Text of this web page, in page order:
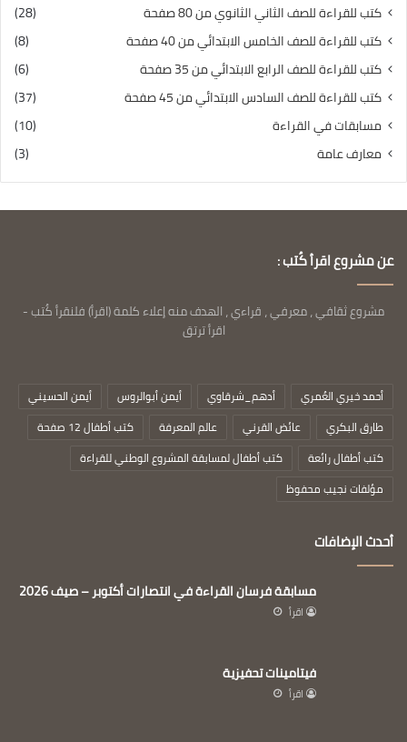
كتب للقراءة للصف الثاني الثانوي من 80 صفحة
(28)
كتب للقراءة للصف الخامس الابتدائي من 40 صفحة
(8)
كتب للقراءة للصف الرابع الابتدائي من 35 صفحة
(6)
كتب للقراءة للصف السادس الابتدائي من 45 صفحة
(37)
مسابقات في القراءة
(10)
معارف عامة
(3)
عن مشروع اقرأ كُتب :
مشروع ثقافي ، معرفي ، قراءي ، الهدف منه إعلاء كلمة (اقرأ) فلنقرأ كُتب -
اقرأ ترتق
أحمد خيري العُمري أدهم_شرقاوي أيمن أبوالروس
أيمن الحسيني
طارق البكري
عائض القرني عالم المعرفة
كتب أطفال 12 صفحة
كتب أطفال رائعة
كتب أطفال لمسابقة المشروع الوطني للقراءة
مؤلفات نجيب محفوظ
أحدث الإضافات
مسابقة فرسان القراءة في انتصارات أكتوبر – صيف 2026
اقرأ
فيتامينات تحفيزية
اقرأ